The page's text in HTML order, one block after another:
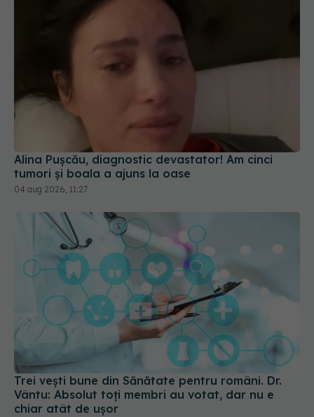
Alina Pușcău, diagnostic devastator! Am cinci
tumori și boala a ajuns la oase
04 aug 2026, 11:27
Trei vești bune din Sănătate pentru români. Dr.
Vântu: Absolut toți membri au votat, dar nu e
chiar atât de ușor